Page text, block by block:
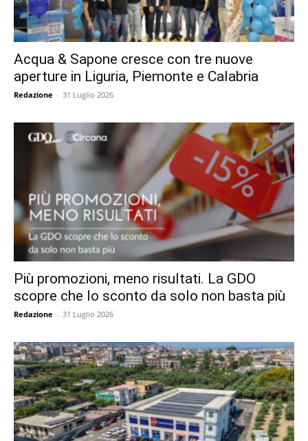
Acqua & Sapone cresce con tre nuove
aperture in Liguria, Piemonte e Calabria
Redazione - 31 Luglio 2026
Più promozioni, meno risultati. La GDO
scopre che lo sconto da solo non basta più
Redazione - 31 Luglio 2026